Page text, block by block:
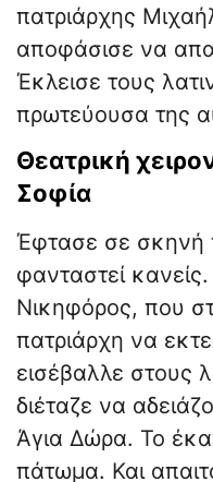
πατριάρχης
αποφάσισε να
Έκλεισε τους
πρωτεύουσα της
​Θεατρική
Σοφία
​Έφτασε σε σκηνή
φανταστεί
Νικηφόρος, που
πατριάρχη να
εισέβαλλε στους
διέταζε να
Άγια Δώρα. Το
πάτωμα. Και